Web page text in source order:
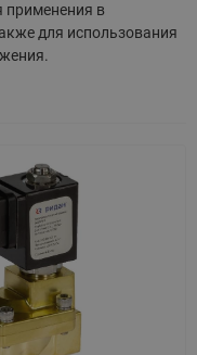
применения в
для использования